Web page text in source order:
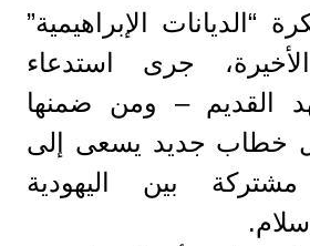
“الديانات الإبراهيمية”
جرى استدعاء
القديم – ومن ضمنها
خطاب جديد يسعى إلى
بين اليهودية